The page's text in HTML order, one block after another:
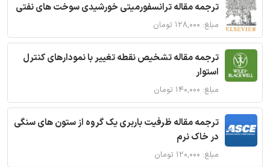
ترجمه مقاله ترانسفورمیتی خورشیدی سوخت های نفتی
مبلغ: ۱۲۸,۰۰۰ تومان
ترجمه مقاله تشخیص نقطه تغییر با نمودارهای کنترل
استوار
مبلغ: ۱۴۰,۰۰۰ تومان
ترجمه مقاله ظرفیت باربری یک گروه از ستون های سنگی
در خاک نرم
مبلغ: ۱۲۰,۰۰۰ تومان